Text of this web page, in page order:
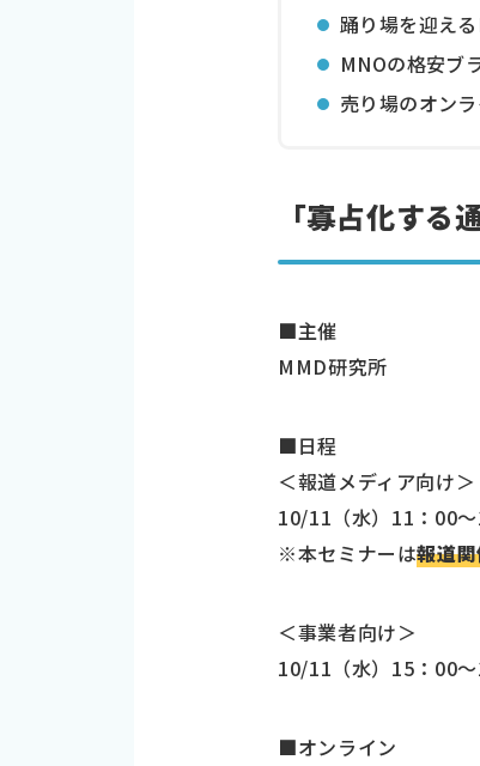
踊り場を迎え
MNOの格安ブ
売り場のオン
「寡占化す
■主催
MMD研究所
■日程
＜報道メディア向け＞
10/11（水）11：00～
※本セミナーは報道
＜事業者向け＞
10/11（水）15：00～
■オンライン